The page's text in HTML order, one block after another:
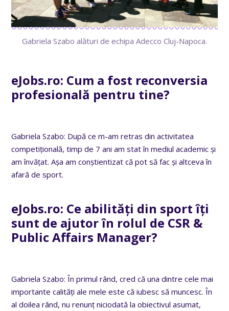
Gabriela Szabo alături de echipa Adecco Cluj-Napoca.
eJobs.ro: Cum a fost reconversia
profesională pentru tine?
Gabriela Szabo: După ce m-am retras din activitatea
competițională, timp de 7 ani am stat în mediul academic și
am învățat. Așa am conștientizat că pot să fac și altceva în
afară de sport.
eJobs.ro: Ce abilități din sport îți
sunt de ajutor în rolul de CSR &
Public Affairs Manager?
Gabriela Szabo: În primul rând, cred că una dintre cele mai
importante calități ale mele este că iubesc să muncesc. În
al doilea rând, nu renunț niciodată la obiectivul asumat,